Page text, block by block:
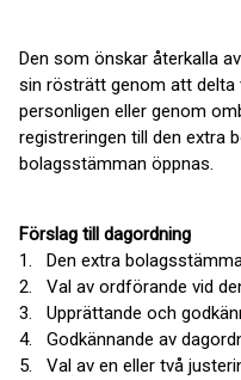
Den som önskar återkalla
sin rösträtt genom att delta
personligen eller genom
registreringen till den extra
bolagsstämman öppnas.
Förslag till dagordning
1. Den extra
2. Val av ordförande vid
3. Upprättande och
4. Godkännande av
5. Val av en eller två